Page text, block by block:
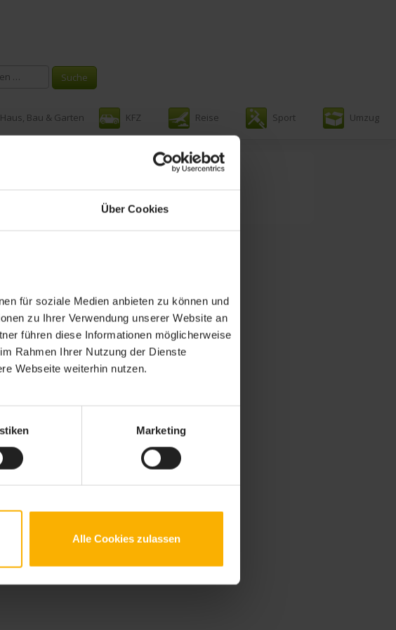
Über Cookies
für soziale Medien anbieten zu können und
zu Ihrer Verwendung unserer Website an
führen diese Informationen möglicherweise
Rahmen Ihrer Nutzung der Dienste
Webseite weiterhin nutzen.
Marketing
Alle Cookies zulassen
Haus, Bau & Garten KFZ Reise Sport Umzug